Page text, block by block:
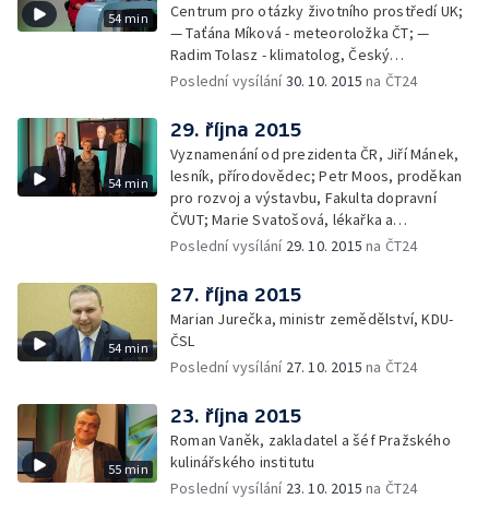
54 min
Centrum pro otázky životního prostředí UK;
— Taťána Míková - meteoroložka ČT; —
Radim Tolasz - klimatolog, Český
hydrometeorologický ústav
Poslední vysílání30. 10. 2015 na ČT24
54 min
29. října 2015
Vyznamenání od prezidenta ČR, Jiří Mánek,
lesník, přírodovědec; Petr Moos, proděkan
pro rozvoj a výstavbu, Fakulta dopravní
ČVUT; Marie Svatošová, lékařka a
zakladatelka Českého hospicového hnutí;
Poslední vysílání 29. 10. 2015 na ČT24
54 min
27. října 2015
Marian Jurečka, ministr zemědělství, KDU-
ČSL
Poslední vysílání 27. 10. 2015 na ČT24
55 min
23. října 2015
Roman Vaněk, zakladatel a šéf Pražského
kulinářského institutu
Poslední vysílání 23. 10. 2015 na ČT24